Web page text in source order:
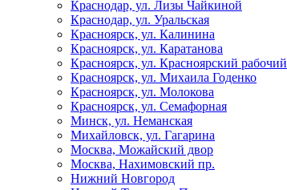
Краснодар, ул. Лизы Чайкиной
Краснодар, ул. Уральская
Красноярск, ул. Калинина
Красноярск, ул. Каратанова
Красноярск, ул. Красноярский рабочий
Красноярск, ул. Михаила Годенко
Красноярск, ул. Молокова
Красноярск, ул. Семафорная
Минск, ул. Неманская
Михайловск, ул. Гагарина
Москва, Можайский двор
Москва, Нахимовский пр.
Нижний Новгород